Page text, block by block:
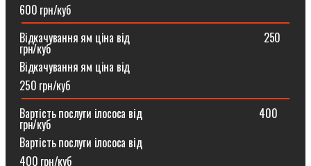
600 грн/куб
Відкачування ям ціна від ⠀⠀⠀⠀⠀⠀⠀⠀⠀⠀⠀⠀⠀⠀⠀⠀250
грн/куб
Відкачування ям ціна від
250 грн/куб
Вартість послуги ілососа від ⠀⠀⠀⠀⠀⠀⠀⠀⠀⠀⠀⠀⠀⠀400
грн/куб
Вартість послуги ілососа від
400 грн/куб